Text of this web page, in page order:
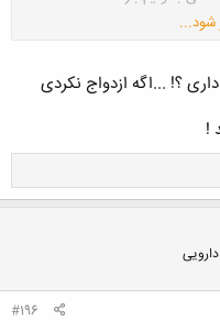
شود...
؟! ...اگه ازدواج نکردی
!
#196